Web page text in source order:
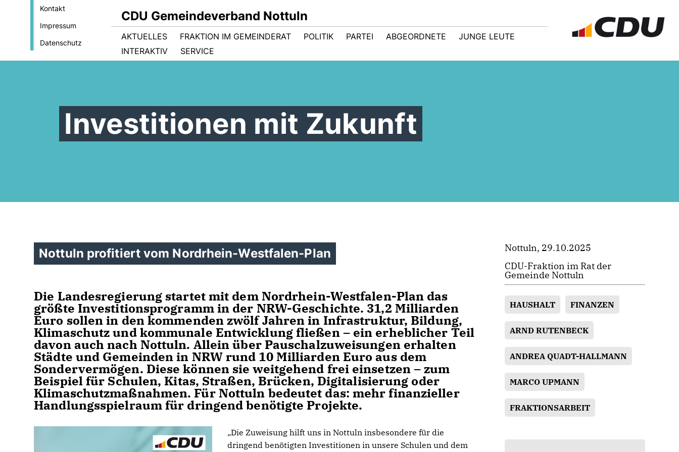
Kontakt
Impressum
Datenschutz
CDU Gemeindeverband Nottuln
AKTUELLES FRAKTION IM GEMEINDERAT POLITIK PARTEI ABGEORDNETE
JUNGE LEUTE
INTERAKTIV
SERVICE
Investitionen mit Zukunft
Nottuln profitiert vom Nordrhein-Westfalen-Plan
Die Landesregierung startet mit dem Nordrhein-Westfalen-Plan das
größte Investitionsprogramm in der NRW-Geschichte. 31,2 Milliarden
Euro sollen in den kommenden zwölf Jahren in Infrastruktur, Bildung,
Klimaschutz und kommunale Entwicklung fließen – ein erheblicher Teil
davon auch nach Nottuln. Allein über Pauschalzuweisungen erhalten
Städte und Gemeinden in NRW rund 10 Milliarden Euro aus dem
Sondervermögen. Diese können sie weitgehend frei einsetzen – zum
Beispiel für Schulen, Kitas, Straßen, Brücken, Digitalisierung oder
Klimaschutzmaßnahmen. Für Nottuln bedeutet das: mehr finanzieller
Handlungsspielraum für dringend benötigte Projekte.
Die Zuweisung hilft uns in Nottuln insbesondere für die
dringend benötigten Investitionen in unsere Schulen und dem
Nottuln, 29.10.2025
CDU-Fraktion im Rat der
Gemeinde Nottuln
HAUSHALT FINANZEN
ARND RUTENBECK
ANDREA QUADT-HALLMANN
MARCO UPMANN
FRAKTIONSARBEIT